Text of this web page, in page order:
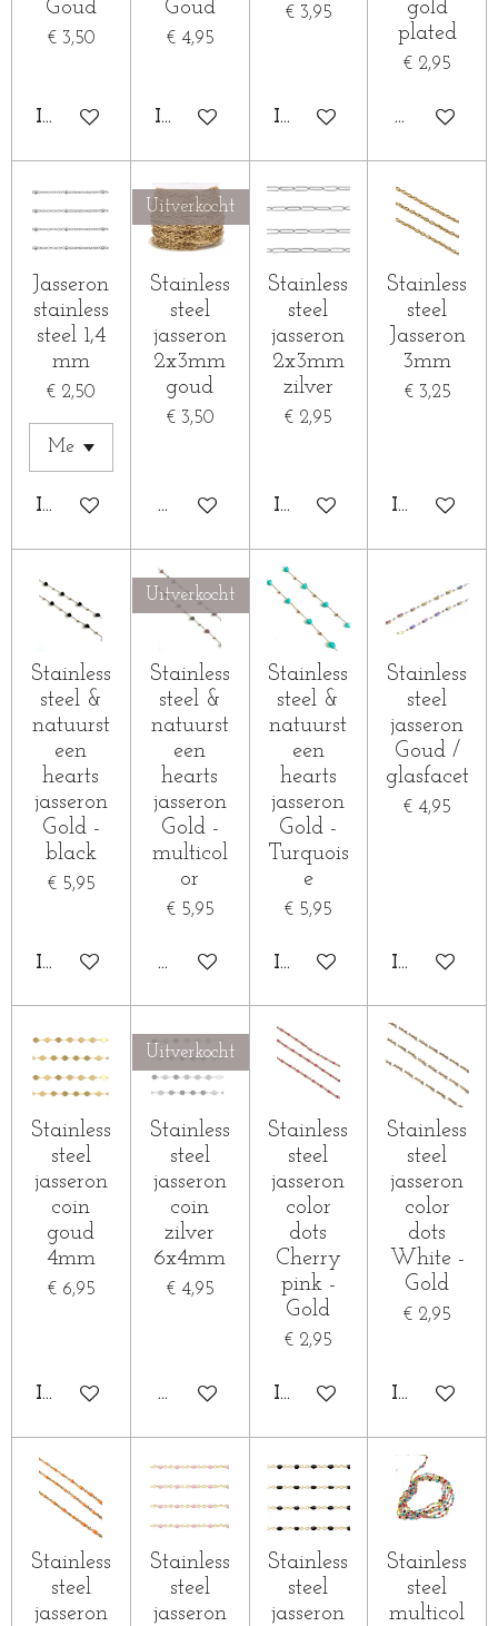
Goud
€ 3,50
IN WINKELWAGEN
Goud
€ 4,95
IN WINKELWAGEN
€ 3,95
IN WINKELWAGEN
gold
plated
€ 2,95
HOUD MIJ
Jasseron
stainless
steel 1,4
mm
€ 2,50
IN WINKELWAGEN
Uitverkocht
Stainless
steel
jasseron
2x3mm
goud
€ 3,50
HOUD MIJ OP DE HOOGTE
Stainless
steel
jasseron
2x3mm
zilver
€ 2,95
IN WINKELWAGEN
Stainless
steel
Jasseron
3mm
€ 3,25
IN
Stainless
steel &
natuurst
een
hearts
jasseron
Gold -
black
€ 5,95
IN WINKELWAGEN
Uitverkocht
Stainless
steel &
natuurst
een
hearts
jasseron
Gold -
multicol
or
€ 5,95
HOUD MIJ OP DE HOOGTE
Stainless
steel &
natuurst
een
hearts
jasseron
Gold -
Turquois
e
€ 5,95
IN WINKELWAGEN
Stainless
steel
jasseron
Goud /
glasfacet
€ 4,95
IN
Stainless
steel
jasseron
coin
goud
4mm
€ 6,95
IN WINKELWAGEN
Uitverkocht
Stainless
steel
jasseron
coin
zilver
6x4mm
€ 4,95
HOUD MIJ OP DE HOOGTE
Stainless
steel
jasseron
color
dots
Cherry
pink -
Gold
€ 2,95
IN WINKELWAGEN
Stainless
steel
jasseron
color
dots
White -
Gold
€ 2,95
IN
Stainless
steel
jasseron
Stainless
steel
jasseron
Stainless
steel
jasseron
Stainless
steel
multicol